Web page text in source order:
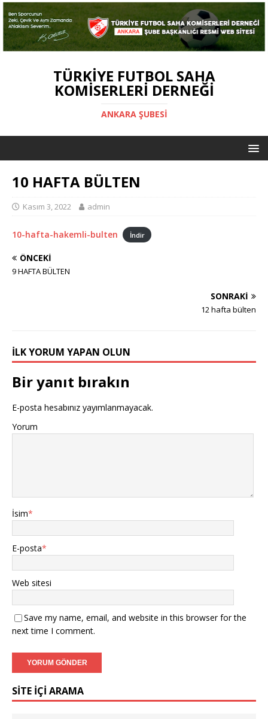
TÜRKIYE FUTBOL SAHA
KOMISERLERI DERNEĞI
ANKARA ŞUBESİ
10 HAFTA BÜLTEN
Kasım 3, 2022 admin
10-hafta-hakemli-bulten İndir
ÖNCEKI
9 HAFTA BÜLTEN
SONRAKI
12 hafta bülten
İLK YORUM YAPAN OLUN
Bir yanıt bırakın
E-posta hesabınız yayımlanmayacak.
Yorum
İsim*
E-posta*
Web sitesi
Save my name, email, and website in this browser for the
next time I comment.
SİTE İÇİ ARAMA